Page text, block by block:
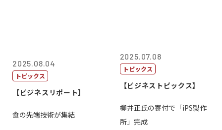
2025.08.04
トピックス
【ビジネスリポート】
食の先端技術が集結
2025.07.08
トピックス
【ビジネストピックス】
柳井正氏の寄付で「iPS製作
所」完成